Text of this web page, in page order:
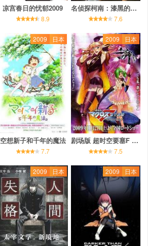
凉宫春日的忧郁2009
8.9
名侦探柯南：漆黑的追踪者
7.6
2009 日本
空想新子和千年的魔法
7.7
2009 日本
剧场版 超时空要塞F 虚空歌姬
7.5
2009 日本 2009 日本